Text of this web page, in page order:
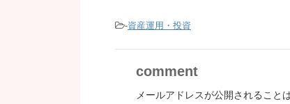
-資産運用・投資
comment
メールアドレスが公開されること